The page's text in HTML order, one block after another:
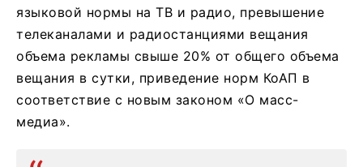
языковой нормы на ТВ и радио, превышение
телеканалами и радиостанциями вещания
объема рекламы свыше 20% от общего объема
вещания в сутки, приведение норм КоАП в
соответствие с новым законом «О масс-
медиа».